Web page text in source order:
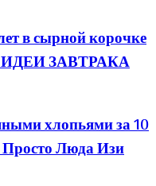
в сырной корочке
ИДЕИ ЗАВТРАКА
хлопьями за 10
Люда Изи